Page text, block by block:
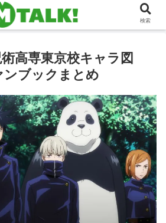
術高専東京校キャラ図
ンブックまとめ
検索